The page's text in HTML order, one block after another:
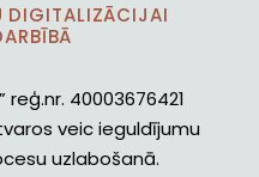
DIGITALIZĀCIJAI
reģ.nr. 40003676421
veic ieguldījumu
uzlabošanā.